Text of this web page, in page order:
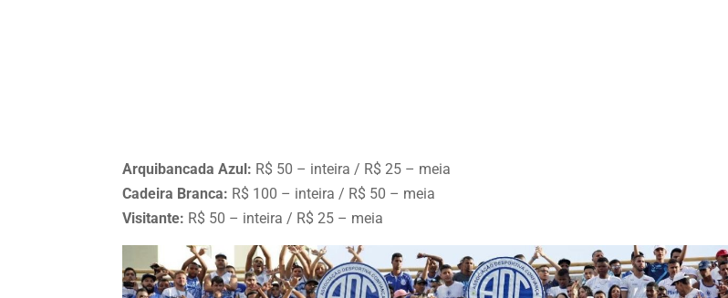
Arquibancada Azul: R$ 50 – inteira / R$ 25 – meia
Cadeira Branca: R$ 100 – inteira / R$ 50 – meia
Visitante: R$ 50 – inteira / R$ 25 – meia